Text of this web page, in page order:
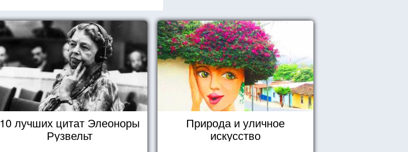
10 лучших цитат Элеоноры
Рузвельт
Природа и уличное
искусство